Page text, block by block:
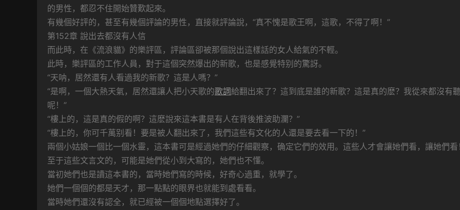
的男性，都忍不住開始贊歎起來。
有幾個好評的，甚至有幾個評論的男性，直接就評論說，“真不愧是歌王啊，這歌，不得了啊！”
第152章 說出去都沒有人信
而此時，在《流浪貓》的樂評區，評論區卻被那個說出這樣話的女人給氣的不輕。
此時，樂評區的工作人員，對于這個突然爆出的新歌，也是感覺特别的驚訝。
“天呐，居然還有人看過我的新歌？這是人嗎？”
“是啊，一個大熱天氣，居然還讓人把小天歌的歌詞給翻出來了？這到底是誰的新歌？這是真的麽？我從來都沒有
呢！”
“樓上的，這是真的假的啊？這麽說來這本書是有人在背後推波助瀾？”
“樓上的，你可千萬别看！要是被人翻出來了，我們這些有文化的人還是要去看一下的！”
兩個小姑娘一個比一個水靈，這本書可是經過她們的仔細觀察，确定它們的效用。這些人才會讓她們看，讓她們看
至于這些文言文的，可能是她們從小到大寫的，她們也不懂。
當初她們也是讀這本書的，當時她們寫的時候，好奇心過重，就學了。
她們一個個的都是天才，那一點點的眼界也就能到處看看。
當時她們還沒有認全，就已經被一個個地點選擇好了。